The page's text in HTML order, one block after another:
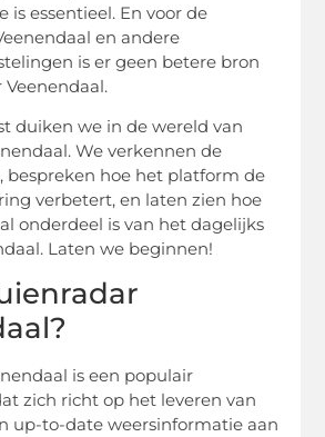
is essentieel. En voor de
en andere
is er geen betere bron
duiken we in de wereld van
We verkennen de
bespreken hoe het platform de
verbetert, en laten zien hoe
onderdeel is van het dagelijks
Laten we beginnen!
is een populair
zich richt op het leveren van
up-to-date weersinformatie aan